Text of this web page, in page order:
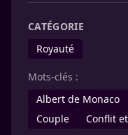
CATÉGORIE
Royauté
Mots-clés :
Albert de Monaco
Couple
Conflit